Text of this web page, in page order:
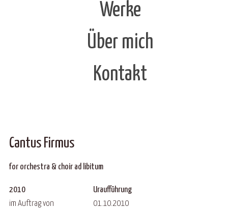
Werke
Über mich
Kontakt
Cantus Firmus
for orchestra & choir ad libitum
2010
im Auftrag von
Uraufführung
01.10.2010